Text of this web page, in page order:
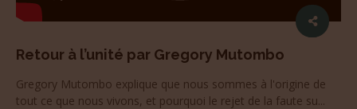
Retour à l’unité par Gregory Mutombo
Gregory Mutombo explique que nous sommes à l'origine de
tout ce que nous vivons, et pourquoi le rejet de la faute su...